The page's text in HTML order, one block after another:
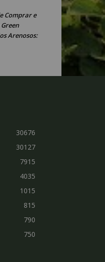
Comprar e
Arenosos:
30676
30127
7915
4035
1015
815
790
750